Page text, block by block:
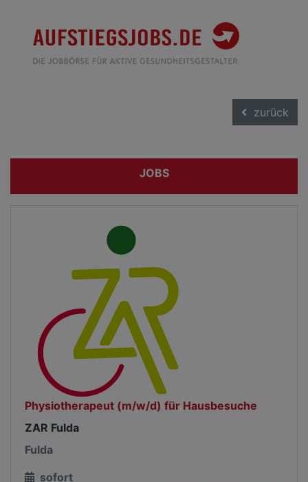
zurück
JOBS
Physiotherapeut (m/w/d) für Hausbesuche
ZAR Fulda
Fulda
sofort